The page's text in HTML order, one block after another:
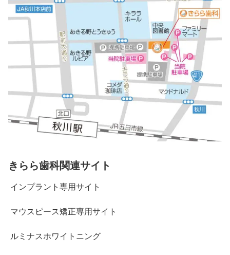
きらら歯科関連サイト
インプラント専用サイト
マウスピース矯正専用サイト
ルミナスホワイトニング